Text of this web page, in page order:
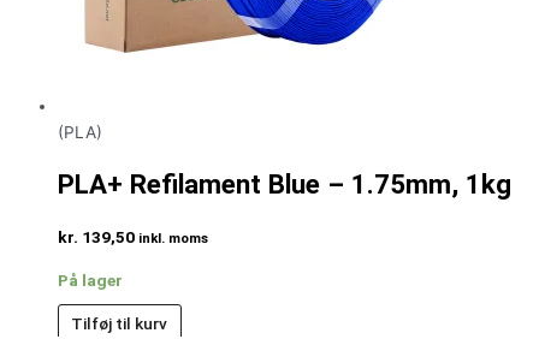
(PLA)
PLA+ Refilament Blue – 1.75mm, 1kg
kr. 139,50 inkl. moms
På lager
Tilføj til kurv